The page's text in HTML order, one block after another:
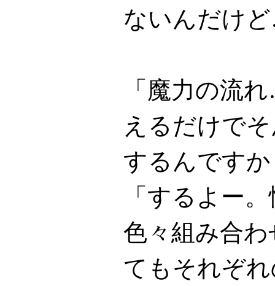
ないんだけ
「魔力の流
えるだけで
するんです
「するよー
色々組み合
てもそれぞ